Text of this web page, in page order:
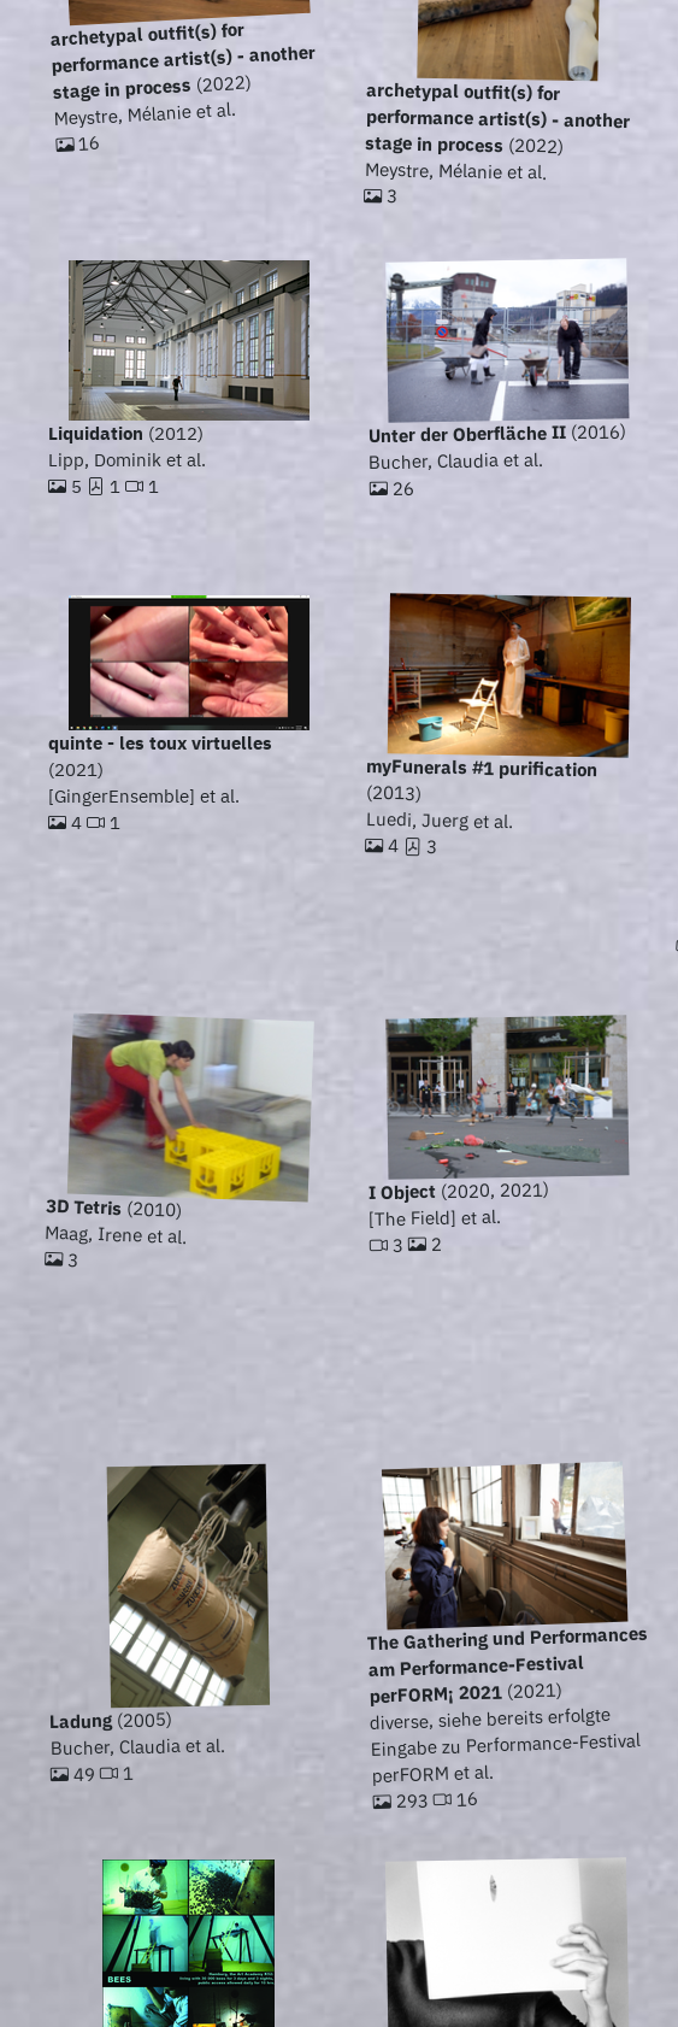
archetypal outfit(s) for
performance artist(s) - another
stage in process (2022)
Meystre, Mélanie et al.
16
archetypal outfit(s) for
performance artist(s) - another
stage in process (2022)
Meystre, Mélanie et al.
3
Liquidation (2012)
Lipp, Dominik et al.
5
1 1
Unter der Oberfläche II(2016)
Bucher, Claudia et al.
26
quinte - les toux virtuelles
(2021)
[GingerEnsemble] et al.
4
1
myFunerals #1 purification
(2013)
Luedi, Juerg et al.
4 3
3D Tetris (2010)
Maag, Irene et al.
3
I Object (2020, 2021)
[The Field] et al.
3 2
Ladung(2005)
Bucher, Claudia et al.
49 1
The Gathering und Performances
am Performance-Festival
perFORM¡ 2021(2021)
diverse, siehe bereits erfolgte
Eingabe zu Performance-Festival
perFORM et al.
293 16